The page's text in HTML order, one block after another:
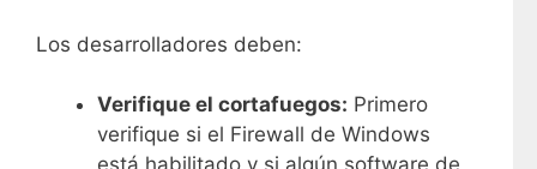
Los desarrolladores deben:
Verifique el cortafuegos: Primero
verifique si el Firewall de Windows